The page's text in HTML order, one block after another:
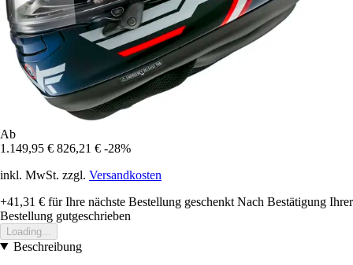
Ab
1.149,95 € 826,21 € -28%
inkl. MwSt. zzgl. Versandkosten
+41,31 € für Ihre nächste Bestellung geschenkt Nach Bestätigung Ihrer
Bestellung gutgeschrieben
Loading...
Beschreibung